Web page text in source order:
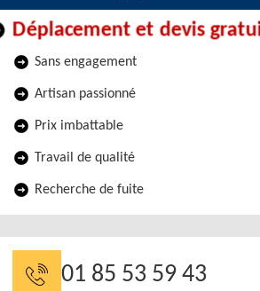
Déplacement et devis gratuit
Sans engagement
Artisan passionné
Prix imbattable
Travail de qualité
Recherche de fuite
01 85 53 59 43